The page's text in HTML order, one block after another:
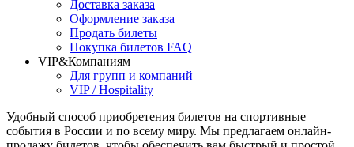
Доставка заказа
Оформление заказа
Продать билеты
Покупка билетов FAQ
VIP&Компаниям
Для групп и компаний
VIP / Hospitality
Удобный способ приобретения билетов на спортивные
события в России и по всему миру. Мы предлагаем онлайн-